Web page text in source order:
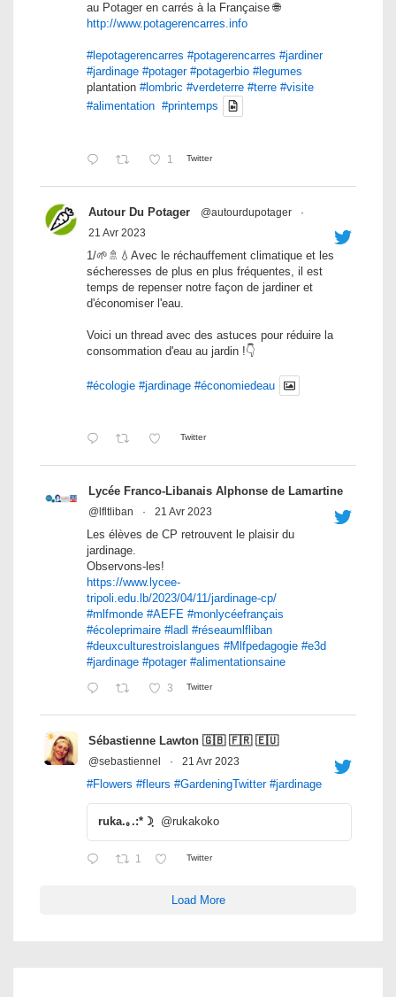
au Potager en carrés à la Française 🌐
http://www.potagerencarres.info
#lepotagerencarres #potagerencarres #jardiner
#jardinage #potager #potagerbio #legumes
plantation #lombric #verdeterre #terre #visite
#alimentation #printemps
1 Twitter
Autour Du Potager @autourdupotager
·
21 Avr 2023
1/🌱🚿💧Avec le réchauffement climatique et les
sécheresses de plus en plus fréquentes, il est
temps de repenser notre façon de jardiner et
d'économiser l'eau.
Voici un thread avec des astuces pour réduire la
consommation d'eau au jardin !👇
#écologie #jardinage #économiedeau
Twitter
Lycée Franco-Libanais Alphonse de Lamartine
@lfltliban · 21 Avr 2023
Les élèves de CP retrouvent le plaisir du
jardinage.
Observons-les!
https://www.lycee-
tripoli.edu.lb/2023/04/11/jardinage-cp/
#mlfmonde #AEFE #monlycéefrançais
#écoleprimaire #ladl #réseaumlfliban
#deuxculturestroislangues #Mlfpedagogie #e3d
#jardinage #potager #alimentationsaine
3 Twitter
Sébastienne Lawton 🇬🇧 🇫🇷 🇪🇺
@sebastiennel · 21 Avr 2023
#Flowers #fleurs #GardeningTwitter #jardinage
ruka.｡.:*☽ฺ @rukakoko
1 Twitter
Load More